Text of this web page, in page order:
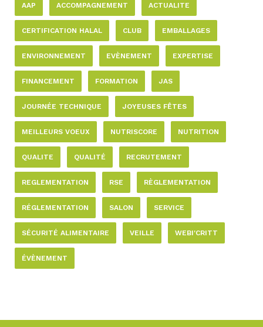
AAP ACCOMPAGNEMENT ACTUALITE
CERTIFICATION HALAL CLUB EMBALLAGES
ENVIRONNEMENT EVÈNEMENT EXPERTISE
FINANCEMENT FORMATION JAS
JOURNÉE TECHNIQUE JOYEUSES FÊTES
MEILLEURS VOEUX NUTRISCORE NUTRITION
QUALITE QUALITÉ RECRUTEMENT
REGLEMENTATION RSE RÈGLEMENTATION
RÉGLEMENTATION SALON SERVICE
SÉCURITÉ ALIMENTAIRE VEILLE WEBI'CRITT
ÉVÈNEMENT